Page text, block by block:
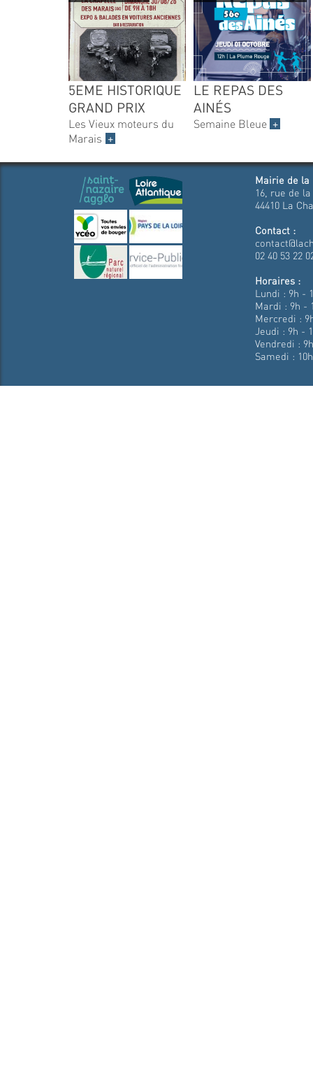
5EME HISTORIQUE
GRAND PRIX
Les Vieux moteurs du
Marais +
LE REPAS DES
AINÉS
Semaine Bleue +
Mairie de la
16, rue de
44410 La
Contact :
02 40 53 22
Horaires :
Lundi : 9h -
Mardi : 9h -
Mercredi :
Jeudi : 9h -
Vendredi :
Samedi :